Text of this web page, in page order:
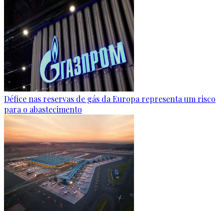
Défice nas reservas de gás da Europa representa um risco
para o abastecimento